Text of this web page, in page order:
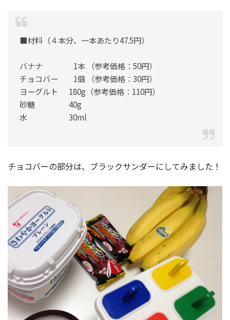
■材料（４本分、一本あたり47.5円）
バナナ 1本 （参考価格：50円）
チョコバー 1個 （参考価格：30円）
ヨーグルト 180g（参考価格：110円）
砂糖 40g
水 30ml
チョコバーの部分は、ブラックサンダーにしてみました！